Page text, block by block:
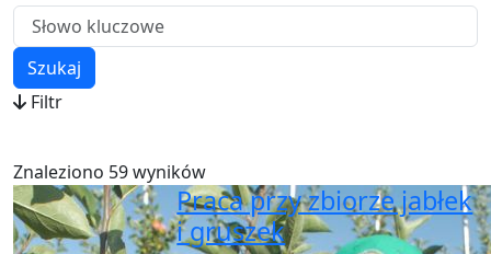
Filtr
Szukaj
Znaleziono 59 wyników
Praca przy zbiorze jabłek
i gruszek